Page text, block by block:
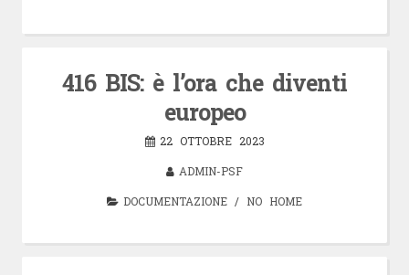
416 BIS: è l’ora che diventi
europeo
22 OTTOBRE 2023
ADMIN-PSF
DOCUMENTAZIONE / NO HOME